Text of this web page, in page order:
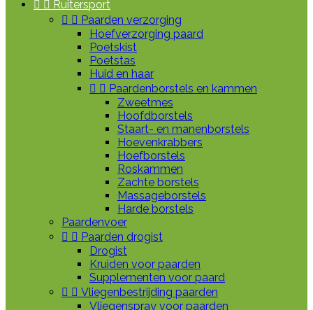
  Ruitersport
  Paarden verzorging
Hoefverzorging paard
Poetskist
Poetstas
Huid en haar
  Paardenborstels en kammen
Zweetmes
Hoofdborstels
Staart- en manenborstels
Hoevenkrabbers
Hoefborstels
Roskammen
Zachte borstels
Massageborstels
Harde borstels
Paardenvoer
  Paarden drogist
Drogist
Kruiden voor paarden
Supplementen voor paard
  Vliegenbestrijding paarden
Vliegenspray voor paarden